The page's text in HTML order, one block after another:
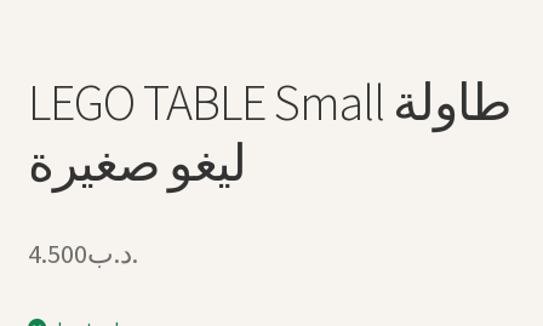
LEGO TABLE Small طاولة
ليغو صغيرة
.د.ب4.500